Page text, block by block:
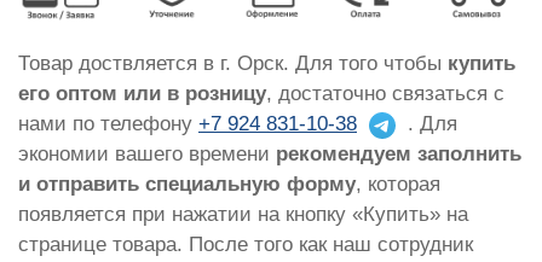
Товар доствляется в г. Орск. Для того чтобы купить
его оптом или в розницу, достаточно связаться с
нами по телефону +7 924 831-10-38
. Для
экономии вашего времени рекомендуем заполнить
и отправить специальную форму, которая
появляется при нажатии на кнопку «Купить» на
странице товара. После того как наш сотрудник